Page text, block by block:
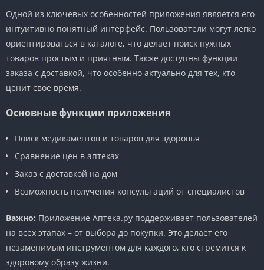
Одной из ключевых особенностей приложения является его
интуитивно понятный интерфейс. Пользователи могут легко
ориентироваться в каталоге, что делает поиск нужных
товаров простым и приятным. Также доступны функции
заказа с доставкой, что особенно актуально для тех, кто
ценит свое время.
Основные функции приложения
Поиск медикаментов и товаров для здоровья
Сравнение цен в аптеках
Заказ с доставкой на дом
Возможность получения консультаций от специалистов
Важно: Приложение Аптека.ру поддерживает пользователей
на всех этапах – от выбора до покупки. Это делает его
незаменимым инструментом для каждого, кто стремится к
здоровому образу жизни.